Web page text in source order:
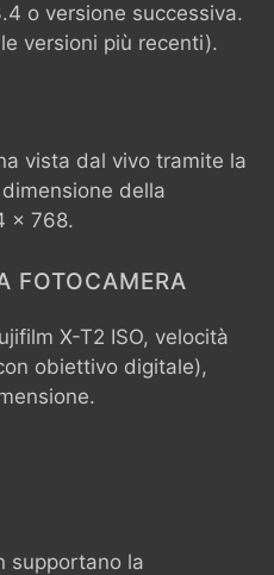
o versione successiva.
versioni più recenti).
vista dal vivo tramite la
della
x 768.
FOTOCAMERA
X-T2 ISO, velocità
obiettivo digitale),
supportano la